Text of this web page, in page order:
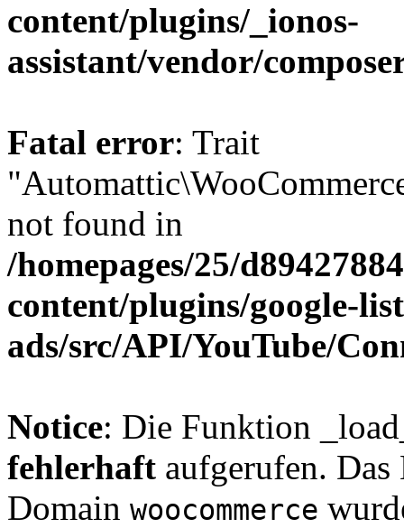
content/plugins/_ionos-
assistant/vendor/
Fatal error: Trait
not found in
/homepages/25/
content/plugins/google-
ads/src/API/YouTube/
Notice: Die Funktion
fehlerhaft aufgerufen.
Domain woocommerce